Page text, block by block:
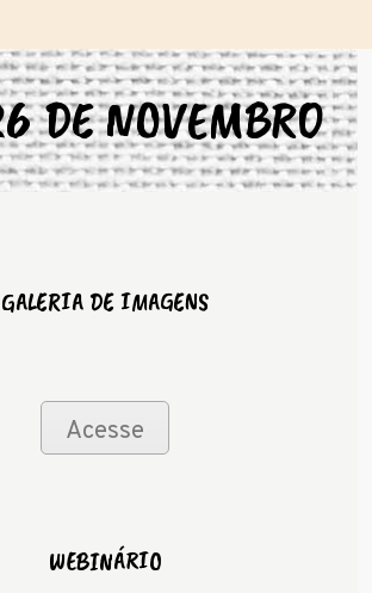
DE NOVEMBRO
GALERIA DE IMAGENS
Acesse
WEBINÁRIO